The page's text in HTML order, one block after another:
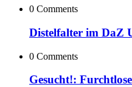
0 Comments
Distelfalter im DaZ
0 Comments
Gesucht!: